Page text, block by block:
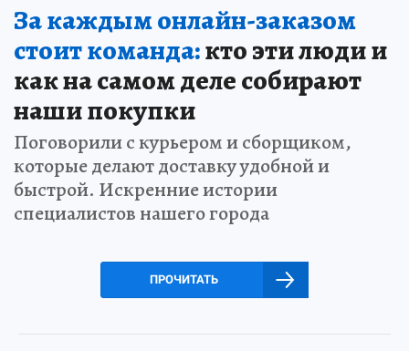
За каждым онлайн-заказом
стоит команда:кто эти люди и
как на самом деле собирают
наши покупки
Поговорили с курьером и сборщиком,
которые делают доставку удобной и
быстрой. Искренние истории
специалистов нашего города
ПРОЧИТАТЬ